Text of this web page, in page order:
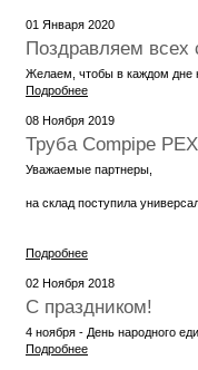
01 Января 2020
Поздравляем
Желаем, чтобы в каждом дне
Подробнее
08 Ноября 2019
Труба Compipe
Уважаемые партнеры,
на склад поступила
Подробнее
02 Ноября 2018
С праздником!
4 ноября - День народного
Подробнее